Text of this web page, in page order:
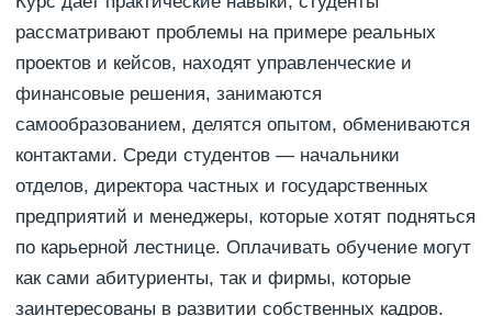
рассматривают проблемы на примере реальных
проектов и кейсов, находят управленческие и
финансовые решения, занимаются
самообразованием, делятся опытом, обмениваются
контактами. Среди студентов — начальники
отделов, директора частных и государственных
предприятий и менеджеры, которые хотят подняться
по карьерной лестнице. Оплачивать обучение могут
как сами абитуриенты, так и фирмы, которые
заинтересованы в развитии собственных кадров.